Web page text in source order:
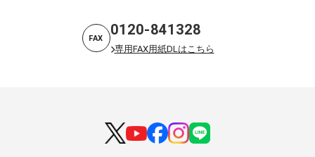
FAX 0120-841328
専用FAX用紙DLはこちら